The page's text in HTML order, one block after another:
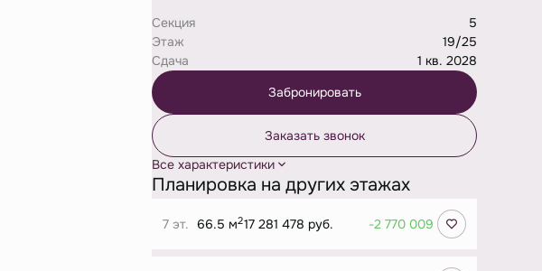
Секция
5
Этаж
19/25
Сдача
1 кв. 2028
Забронировать
Заказать звонок
Все характеристики
Планировка на других этажах
7 эт. 66.5 м217 281 478 руб. -2 770 009